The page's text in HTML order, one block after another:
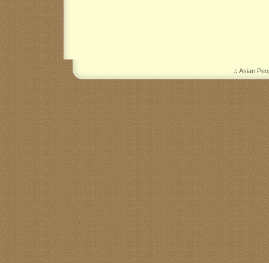
♫ Asian